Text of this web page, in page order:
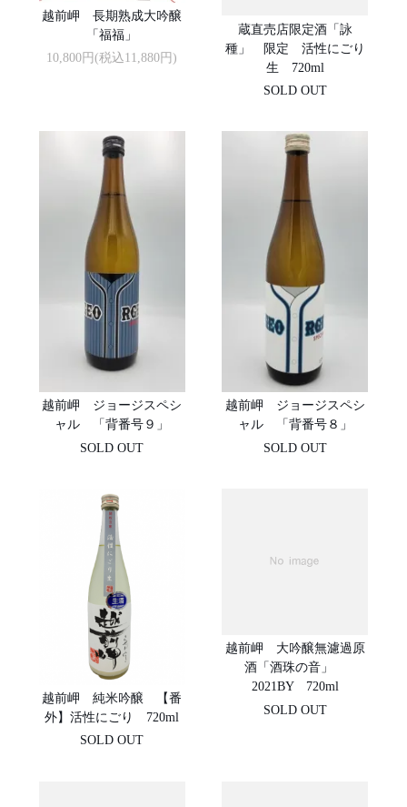
越前岬 長期熟成大吟醸
「福福」
10,800円(税込11,880円)
蔵直売店限定酒「詠
種」 限定 活性にごり
生 720ml
SOLD OUT
越前岬 ジョージスペシ
ャル 「背番号９」
SOLD OUT
越前岬 ジョージスペシ
ャル 「背番号８」
SOLD OUT
越前岬 純米吟醸 【番
外】活性にごり 720ml
SOLD OUT
越前岬 大吟醸無濾過原
酒「酒珠の音」
2021BY 720ml
SOLD OUT